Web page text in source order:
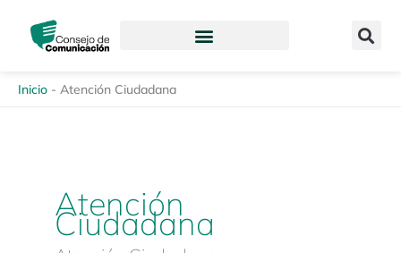
contenido
Inicio - Atención Ciudadana
Atención
Ciudadana